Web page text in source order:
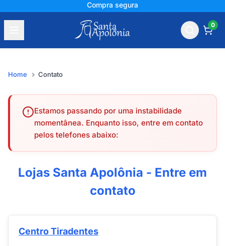
Compra segura
0
Home Contato
Estamos passando por uma instabilidade
momentânea. Enquanto isso, entre em contato
pelos telefones abaixo:
Lojas Santa Apolônia - Entre em
contato
Centro Tiradentes